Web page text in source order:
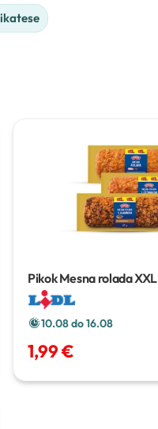
Pikok Mesna rolada XXL
10.08 do 16.08
1,99 €